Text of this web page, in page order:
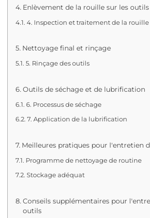
Enlèvement de la rouille sur les
4. Inspection et traitement de la rouille
Nettoyage final et rinçage
5. Rinçage des outils
Outils de séchage et de lubrification
6. Processus de séchage
7. Application de la lubrification
Meilleures pratiques pour l'entretien
Programme de nettoyage de routine
Stockage adéquat
Conseils supplémentaires pour
outils